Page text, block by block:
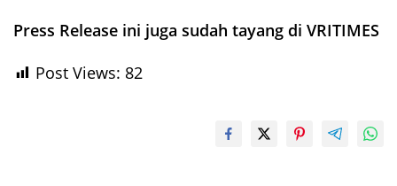
Press Release ini juga sudah tayang di VRITIMES
Post Views: 82